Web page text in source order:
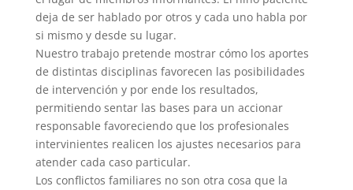
deja de ser hablado por otros y cada uno habla por
si mismo y desde su lugar.
Nuestro trabajo pretende mostrar cómo los aportes
de distintas disciplinas favorecen las posibilidades
de intervención y por ende los resultados,
permitiendo sentar las bases para un accionar
responsable favoreciendo que los profesionales
intervinientes realicen los ajustes necesarios para
atender cada caso particular.
Los conflictos familiares no son otra cosa que la